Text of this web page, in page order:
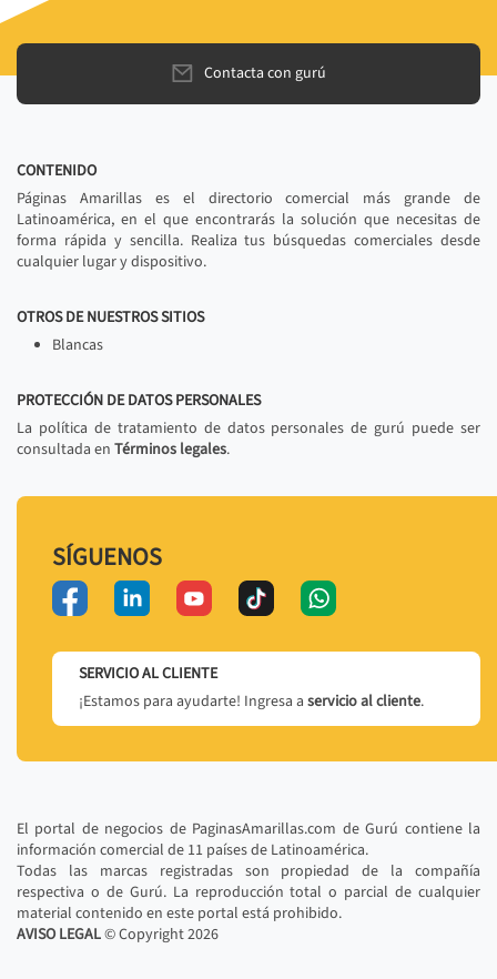
Contacta con gurú
CONTENIDO
Páginas Amarillas es el directorio comercial más grande de
Latinoamérica, en el que encontrarás la solución que necesitas de
forma rápida y sencilla. Realiza tus búsquedas comerciales desde
cualquier lugar y dispositivo.
OTROS DE NUESTROS SITIOS
Blancas
PROTECCIÓN DE DATOS PERSONALES
La política de tratamiento de datos personales de gurú puede ser
consultada en Términos legales.
SÍGUENOS
SERVICIO AL CLIENTE
¡Estamos para ayudarte! Ingresa a servicio al cliente.
El portal de negocios de PaginasAmarillas.com de Gurú contiene la
información comercial de 11 países de Latinoamérica.
Todas las marcas registradas son propiedad de la compañía
respectiva o de Gurú. La reproducción total o parcial de cualquier
material contenido en este portal está prohibido.
AVISO LEGAL© Copyright2026